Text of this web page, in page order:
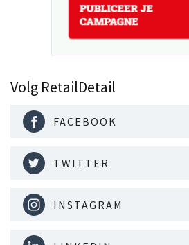
Volg RetailDetail
FACEBOOK
TWITTER
INSTAGRAM